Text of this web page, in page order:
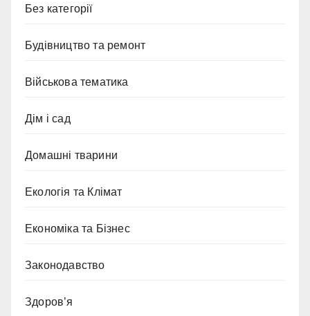
Без категорії
Будівництво та ремонт
Військова тематика
Дім і сад
Домашні тварини
Екологія та Клімат
Економіка та Бізнес
Законодавство
Здоров’я